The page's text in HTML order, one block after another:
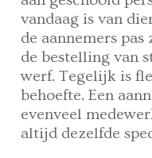
vandaag is van
de aannemers
de bestelling van
werf. Tegelijk is
behoefte. Een
evenveel
altijd dezelfde